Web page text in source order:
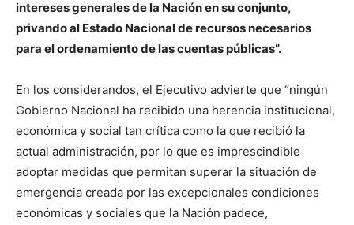
intereses generales de la Nación en su conjunto,
privando al Estado Nacional de recursos necesarios
para el ordenamiento de las cuentas públicas”.
En los considerandos, el Ejecutivo advierte que “ningún
Gobierno Nacional ha recibido una herencia institucional,
económica y social tan crítica como la que recibió la
actual administración, por lo que es imprescindible
adoptar medidas que permitan superar la situación de
emergencia creada por las excepcionales condiciones
económicas y sociales que la Nación padece,